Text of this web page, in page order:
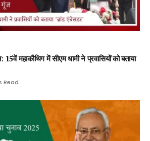
महाकौथिग में सीएम धामी ने प्रवासियों को बताया
Read